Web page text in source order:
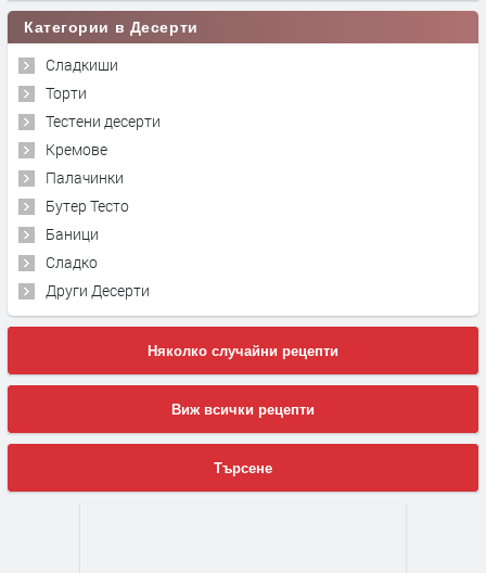
Категории в Десерти
Сладкиши
Торти
Тестени десерти
Кремове
Палачинки
Бутер Тесто
Баници
Сладко
Други Десерти
Няколко случайни рецепти
Виж всички рецепти
Търсене